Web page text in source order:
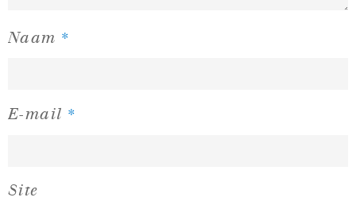
Naam *
E-mail *
Site